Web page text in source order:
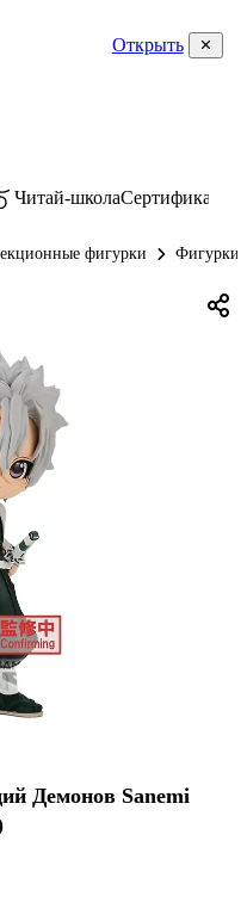
Открыть
Читай-школаСертификаты
фигурки Фигурки
Демонов Sanemi